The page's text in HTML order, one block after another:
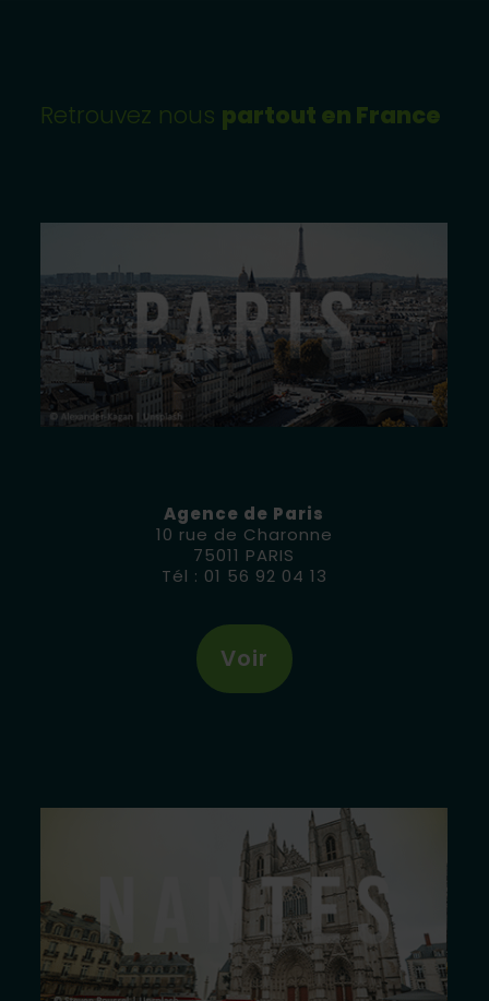
Retrouvez nous partout en France
Agence de Paris
10 rue de Charonne
75011 PARIS
Tél : 01 56 92 04 13
Voir